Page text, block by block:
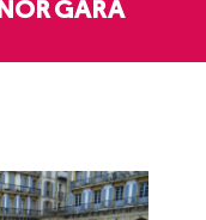
NOR GARA